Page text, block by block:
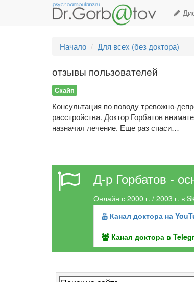
Начало Для всех (без доктора)
отзывы пользователей
Скайп
Консультация по поводу тревожно-
расстройства. Доктор Горбатов
назначил лечение. Еще раз спаси…
Д-р Горбатов -
Онлайн с 2000 г. / 2003 г. в
Канал доктора на
Канал доктора в